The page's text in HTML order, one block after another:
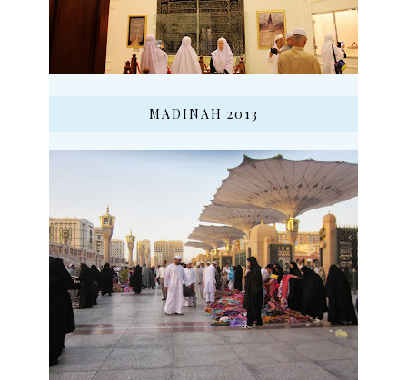
MADINAH 2013